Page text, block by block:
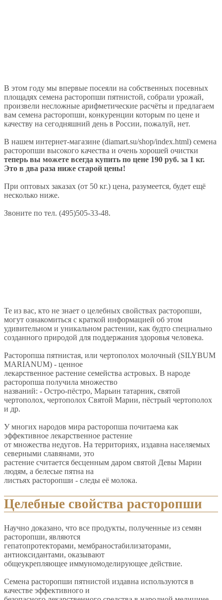
В этом году мы впервые посеяли на собственных посевных
площадях семена расторопши пятнистой, собрали урожай,
произвели несложные арифметические расчёты и предлагаем
вам семена расторопши, конкуренции которым по цене и
качеству на сегодняшний день в России, пожалуй, нет.
В нашем интернет-магазине (diamart.su/shop/index.html) семена
расторопши высокого качества и очень хорошей очистки
теперь вы можете всегда купить по цене 190 руб. за 1 кг.
Это в два раза ниже старой цены!
При оптовых заказах (от 50 кг.) цена, разумеется, будет ещё
несколько ниже.
Звоните по тел. (495)505-33-48.
Те из вас, кто не знает о целебных свойствах расторопши,
могут ознакомиться с краткой информацией об этом
удивительном и уникальном растении, как будто специально
созданного природой для поддержания здоровья человека.
Расторопша пятнистая, или чертополох молочный (SILYBUM
MARIANUM) - ценное
лекарственное растение семейства астровых. В народе
расторопша получила множество
названий: - Остро-пёстро, Марьин татарник, святой
чертополох, чертополох Святой Марии, пёстрый чертополох
и др.
У многих народов мира расторопша почитаема как
эффективное лекарственное растение
от множества недугов. На территориях, издавна населяемых
северными славянами, это
растение считается бесценным даром святой Девы Марии
людям, а белесые пятна на
листьях расторопши - следы её молока.
Целебные свойства расторопши
Научно доказано, что все продукты, полученные из семян
расторопши, являются
гепатопротекторами, мембраностабилизаторами,
антиоксидантами, оказывают
общеукрепляющее иммуномоделирующее действие.
Семена расторопши пятнистой издавна используются в
качестве эффективного и